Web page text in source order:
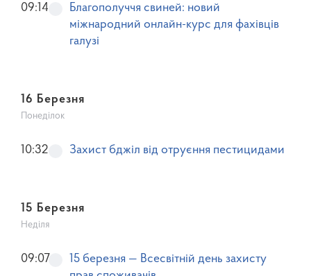
Благополуччя свиней: новий
міжнародний онлайн-курс для фахівців
галузі
09:14
16 Березня
Понеділок
Захист бджіл від отруєння пестицидами
10:32
15 Березня
Неділя
15 березня — Всесвітній день захисту
09:07